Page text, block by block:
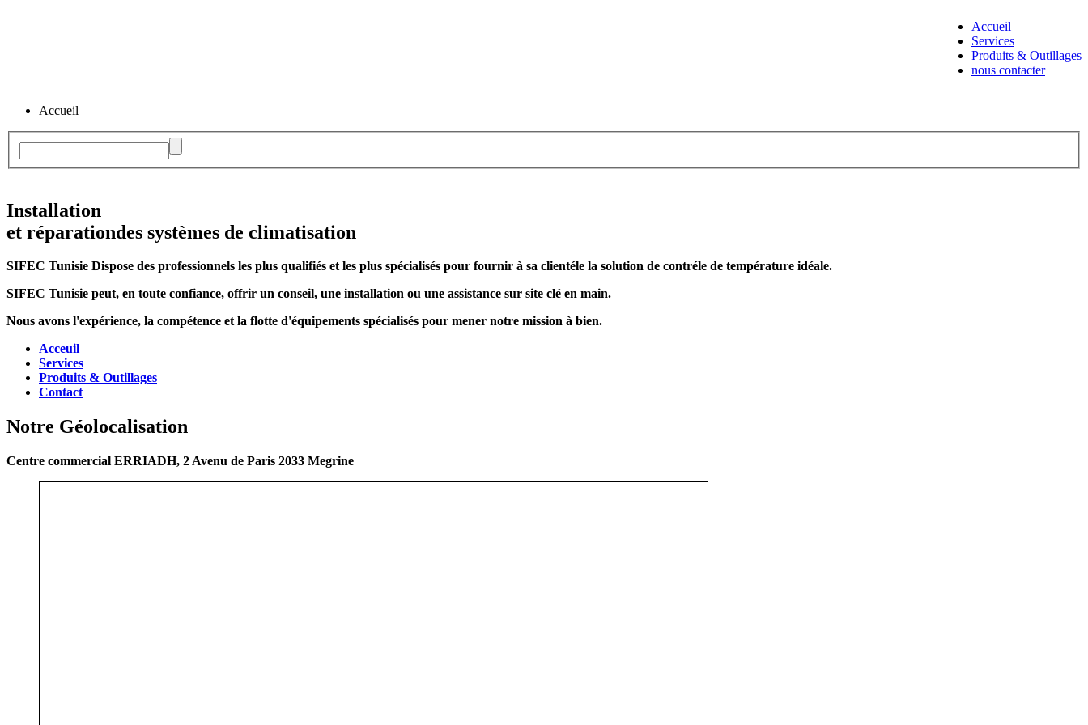
Accueil
Services
Produits & Outillages
nous contacter
Accueil
Installation
et réparationdes systèmes de climatisation
SIFEC Tunisie Dispose des professionnels les plus qualifiés et les plus spécialisés pour fournir à sa clientéle la solution de contréle de température idéale.
SIFEC Tunisie peut, en toute confiance, offrir un conseil, une installation ou une assistance sur site clé en main.
Nous avons l'expérience, la compétence et la flotte d'équipements spécialisés pour mener notre mission à bien.
Acceuil
Services
Produits & Outillages
Contact
Notre Géolocalisation
Centre commercial ERRIADH, 2 Avenu de Paris 2033 Megrine